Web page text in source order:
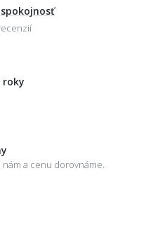
roky
a cenu dorovnáme.